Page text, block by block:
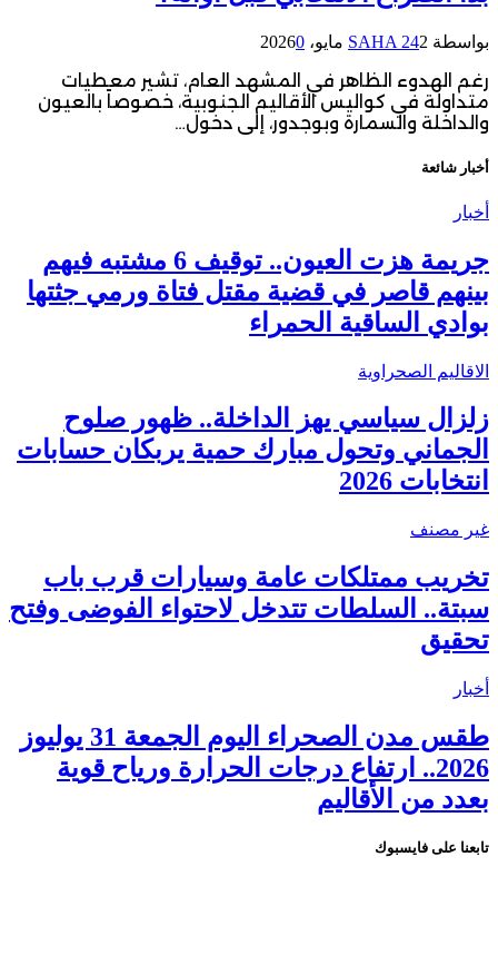
بواسطة SAHA 242 مايو، 2026 0
رغم الهدوء الظاهر في المشهد العام، تشير معطيات
متداولة في كواليس الأقاليم الجنوبية، خصوصاً بالعيون
والداخلة والسمارة وبوجدور، إلى دخول…
أخبار شائعة
أخبار
جريمة هزت العيون.. توقيف 6 مشتبه فيهم
بينهم قاصر في قضية مقتل فتاة ورمي جثتها
بوادي الساقية الحمراء
الاقاليم الصحراوية
زلزال سياسي يهز الداخلة.. ظهور صلوح
الجماني وتحول مبارك حمية يربكان حسابات
انتخابات 2026
غير مصنف
تخريب ممتلكات عامة وسيارات قرب باب
سبتة.. السلطات تتدخل لاحتواء الفوضى وفتح
تحقيق
أخبار
طقس مدن الصحراء اليوم الجمعة 31 يوليوز
2026.. ارتفاع درجات الحرارة ورياح قوية
بعدد من الأقاليم
تابعنا على فايسبوك